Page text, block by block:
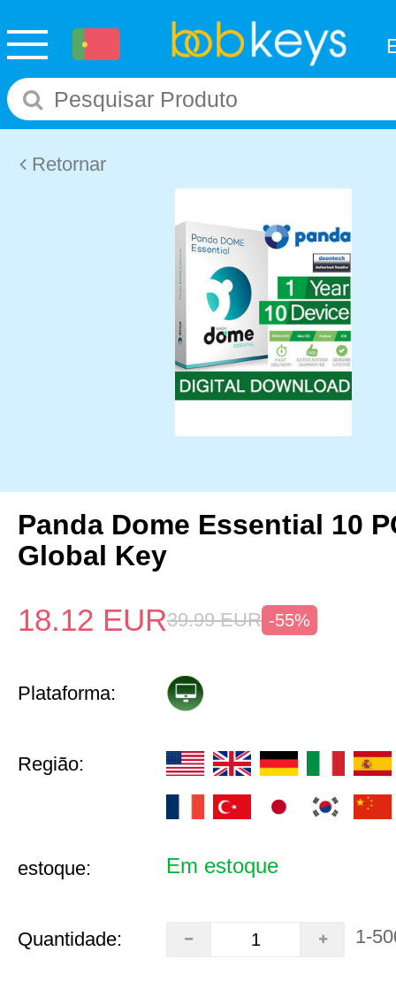
Retornar
Panda Dome Essential 10
Global Key
18.12 EUR39.99 EUR -55%
Plataforma:
Região:
estoque: Em estoque
Quantidade: 1-